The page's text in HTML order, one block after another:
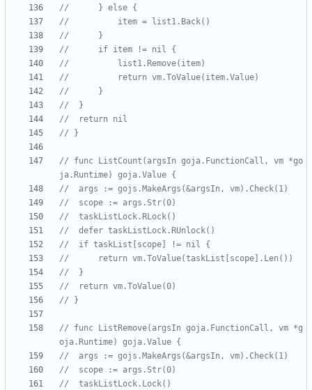
// 		} else {
// 			item = list1.Back()
// 		}
// 		if item != nil {
// 			list1.Remove(item)
// 			return vm.ToValue(item.Value)
// 		}
// 	}
// 	return nil
// }
// func ListCount(argsIn goja.FunctionCall, vm *go
ja.Runtime) goja.Value {
// 	args := gojs.MakeArgs(&argsIn, vm).Check(1)
// 	scope := args.Str(0)
// 	taskListLock.RLock()
// 	defer taskListLock.RUnlock()
// 	if taskList[scope] != nil {
// 		return vm.ToValue(taskList[scope].Len())
// 	}
// 	return vm.ToValue(0)
// }
// func ListRemove(argsIn goja.FunctionCall, vm *g
oja.Runtime) goja.Value {
// 	args := gojs.MakeArgs(&argsIn, vm).Check(1)
// 	scope := args.Str(0)
// 	taskListLock.Lock()